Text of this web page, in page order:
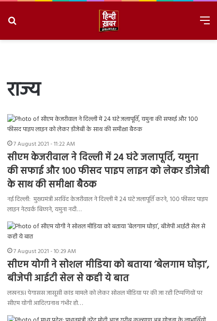
राज्य
7 August 2021 - 11:22 AM
सीएम केजरीवाल ने दिल्ली में 24 घंटे जलापूर्ति, यमुना
की सफाई और 100 फीसद पाइप लाइन को लेकर डीजेबी
के साथ की समीक्षा बैठक
नई दिल्ली: मुख्यमंत्री अरविंद केजरीवाल ने दिल्ली में 24 घंटे जलापूर्ति करने, 100 फीसद पाइप
लाइन नेटवर्क बिछाने, यमुना नदी…
7 August 2021 - 10:29 AM
सीएम योगी ने सोशल मीडिया को बताया ‘बेलगाम घोड़ा’,
बीजेपी आईटी सेल से कही ये बात
लखनऊ। पेगासस जासूसी कांड मामले को लेकर सोशल मीडिया पर की जा रही टिप्पणियों पर
सीएम योगी आदित्यनाथ गंभीर हो…